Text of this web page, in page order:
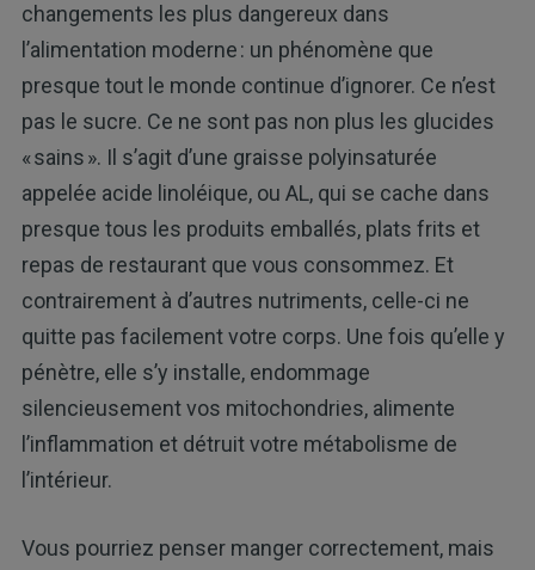
changements les plus dangereux dans
l’alimentation moderne : un phénomène que
presque tout le monde continue d’ignorer. Ce n’est
pas le sucre. Ce ne sont pas non plus les glucides
« sains ». Il s’agit d’une graisse polyinsaturée
appelée acide linoléique, ou AL, qui se cache dans
presque tous les produits emballés, plats frits et
repas de restaurant que vous consommez. Et
contrairement à d’autres nutriments, celle-ci ne
quitte pas facilement votre corps. Une fois qu’elle y
pénètre, elle s’y installe, endommage
silencieusement vos mitochondries, alimente
l’inflammation et détruit votre métabolisme de
l’intérieur.
Vous pourriez penser manger correctement, mais